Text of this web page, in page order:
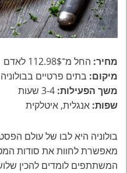
מחיר: החל מ־112.98$ לאדם
מיקום: בתים פרטיים בבולוניה
משך הפעילות:
שפות: אנגלית, איטלקית
בולוניה היא לבו של עולם
מאפשרת לחוות את סודות
המשתתפים לומדים להכין